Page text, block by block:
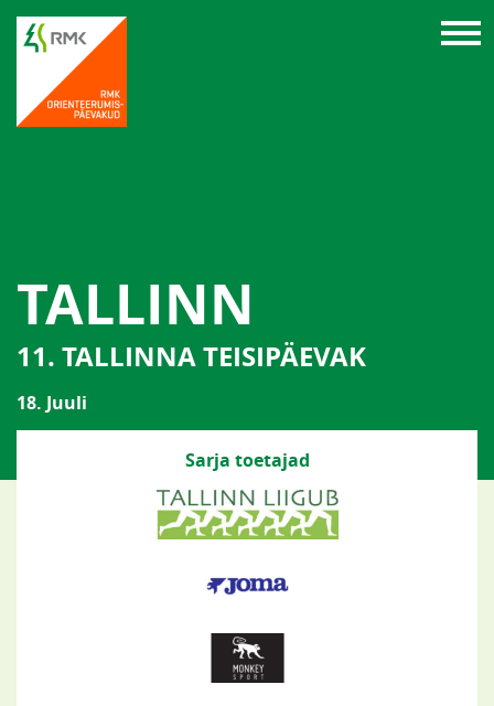
TALLINN
11. TALLINNA TEISIPÄEVAK
18. Juuli
Sarja toetajad